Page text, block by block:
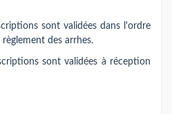
sont validées dans l'ordre
des arrhes.
sont validées à réception